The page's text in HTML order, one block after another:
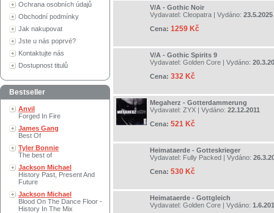
Ochrana osobních údajů
Obchodní podmínky
Jak nakupovat
Jste u nás poprvé?
Kontaktujte nás
Dostupnost titulů
Bestseller
Anvil
Forged In Fire
James Gang
Best Of
Tyler Bonnie
The best of
Jackson Michael
History Past, Present And
Future
Jackson Michael
Blood On The Dance Floor -
History In The Mix
V/A - Gothic Noir
Vydavatel: Cleopatra | Vydáno: 23.5.2025
Cena: 1259 Kč
V/A - Gothic Spirits 9
Vydavatel: Golden Core | Vydáno:
Cena: 332 Kč
Megaherz - Gotterdammerung
Vydavatel: ZYX | Vydáno: 22.12.2011
Cena: 521 Kč
Heimataerde - Gotteskrieger
Vydavatel: Fully Packed | Vydáno:
Cena: 530 Kč
Heimataerde - Gottgleich
Vydavatel: Golden Core | Vydáno: